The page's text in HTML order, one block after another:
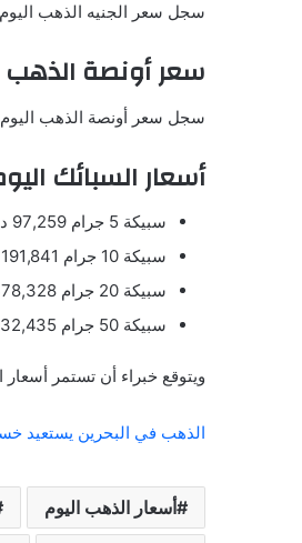
سجل سعر الجنيه الذهب اليوم السبت 4 يوليو 2026 في نحو 124,919.55 دينار
سعر أونصة الذهب
سجل سعر أونصة الذهب اليوم السبت 4 يوليو 2026 نحو
أسعار السبائك
سبيكة 5 جرام 97,259 دينار، بما يعادل 732 دولار.
سبيكة 10 جرام 191,841 دينار، بما يعادل 1443 دولار.
سبيكة 20 جرام 378,328 دينار، بما يعادل 2846 دولار.
سبيكة 50 جرام 932,435 دينار، بما يعادل 7013 دولار.
ويتوقع خبراء أن تستمر أسعار
الذهب في البحرين يستعيد
أسعار الذهب اليوم